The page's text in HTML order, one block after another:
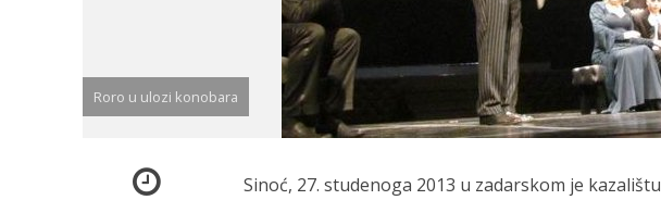
Roro u ulozi konobara
Sinoć, 27. studenoga 2013 u zadarskom je kazalištu